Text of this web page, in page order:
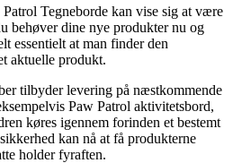
Tegneborde kan vise sig at være
behøver dine nye produkter nu og
essentielt at man finder den
aktuelle produkt.
tilbyder levering på næstkommende
Paw Patrol aktivitetsbord,
køres igennem forinden et bestemt
kan nå at få produkterne
holder fyraften.